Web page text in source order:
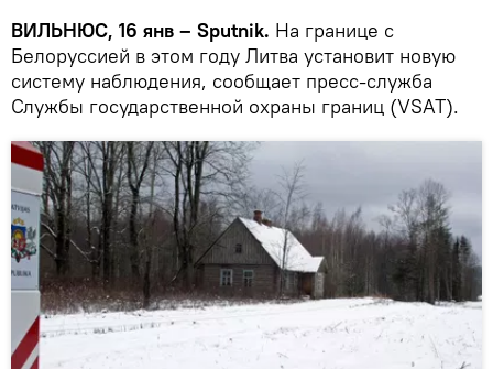
ВИЛЬНЮС, 16 янв – Sputnik. На границе с
Белоруссией в этом году Литва установит новую
систему наблюдения, сообщает пресс-служба
Службы государственной охраны границ (VSAT).